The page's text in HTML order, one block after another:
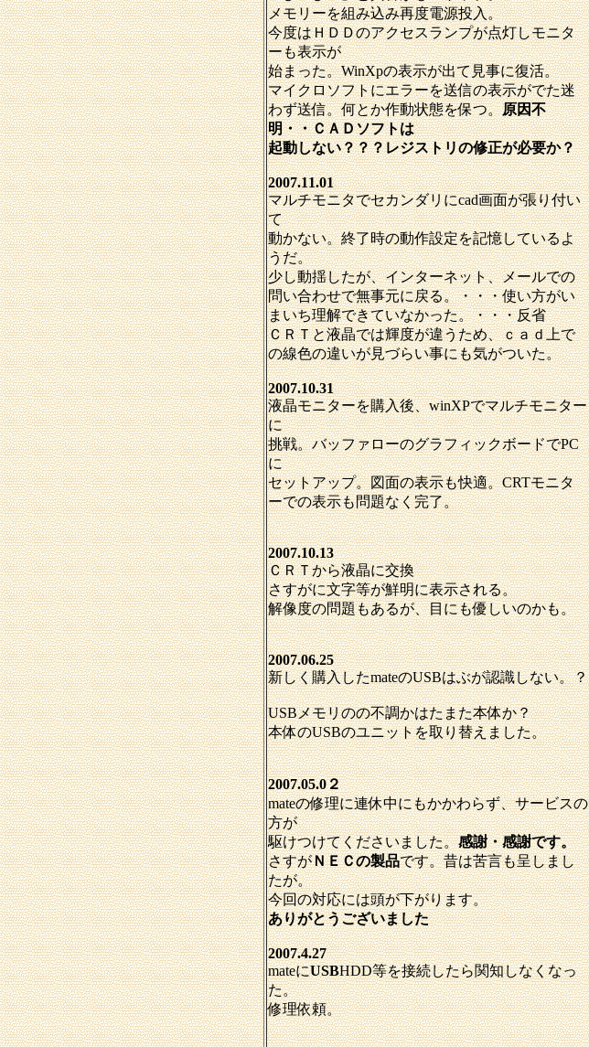
メモリーを組み込み再度電源投入。
今度はＨＤＤのアクセスランプが点灯しモニタ
ーも表示が
始まった。WinXpの表示が出て見事に復活。
マイクロソフトにエラーを送信の表示がでた迷
わず送信。何とか作動状態を保つ。原因不
明・・ＣＡＤソフトは
起動しない？？？レジストリの修正が必要か？
2007.11.01
マルチモニタでセカンダリにcad画面が張り付い
て
動かない。終了時の動作設定を記憶しているよ
うだ。
少し動揺したが、インターネット、メールでの
問い合わせで無事元に戻る。・・・使い方がい
まいち理解できていなかった。・・・反省
ＣＲＴと液晶では輝度が違うため、ｃａｄ上で
の線色の違いが見づらい事にも気がついた。
2007.10.31
液晶モニターを購入後、winXPでマルチモニター
に
挑戦。バッファローのグラフィックボードでPC
に
セットアップ。図面の表示も快適。CRTモニタ
ーでの表示も問題なく完了。
2007.10.13
ＣＲＴから液晶に交換
さすがに文字等が鮮明に表示される。
解像度の問題もあるが、目にも優しいのかも。
2007.06.25
新しく購入したmateのUSBはぶが認識しない。？
USBメモリのの不調かはたまた本体か？
本体のUSBのユニットを取り替えました。
2007.05.0２
mateの修理に連休中にもかかわらず、サービスの
方が
駆けつけてくださいました。感謝・感謝です。
さすがＮＥＣの製品です。昔は苦言も呈しまし
たが。
今回の対応には頭が下がります。
ありがとうございました
2007.4.27
mateにUSBHDD等を接続したら関知しなくなっ
た。
修理依頼。